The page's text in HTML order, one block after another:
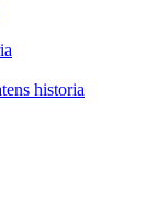
historia